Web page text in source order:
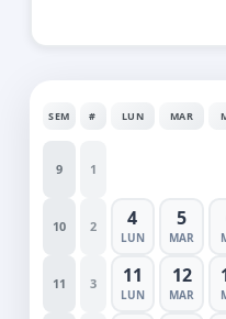
SEM # LUN MAR
9 1
10 2 4
LUN
5
MAR
11 3 11
LUN
12
MAR